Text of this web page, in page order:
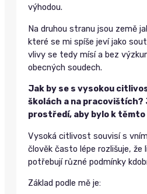
výhodou.
Na druhou stranu jsou země
které se mi spíše jeví jako
vlivy se tedy mísí a bez
obecných soudech.
Jak by se s vysokou
školách a na
prostředí, aby bylo k
Vysoká citlivost souvisí s
člověk často lépe rozlišuje, že
potřebují různé podmínky
Základ podle mě je: